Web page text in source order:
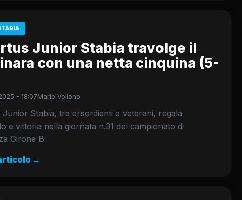
Junior Stabia travolge il
con una netta cinquina (5-
- 18:07Mario Vollono
Junior Stabia, tra ersordienti e veterani, regala
e vittoria nella giornata n.31 del campionato di
Girone B
→